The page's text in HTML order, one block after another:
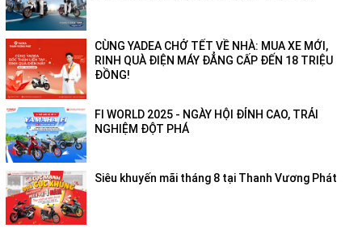
Mặt đồng hồ dễ quan sát
CÙNG YADEA CHỞ TẾT VỀ NHÀ: MUA XE MỚI,
RINH QUÀ ĐIỆN MÁY ĐẲNG CẤP ĐẾN 18 TRIỆU
ĐỒNG!
FI WORLD 2025 - NGÀY HỘI ĐỈNH CAO, TRẢI
NGHIỆM ĐỘT PHÁ
Siêu khuyến mãi tháng 8 tại Thanh Vương Phát